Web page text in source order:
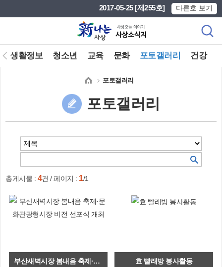
2017-05-25 [제255호] 다른호 보기
생활정보 청소년 교육 문화 포토갤러리 건강
포토갤러리
포토갤러리
총게시물 : 4건 / 페이지 : 1/1
부산새벽시장 봄내음 축제·문화관광형시장 비전 선포식 개최 효 빨래방 봉사활동